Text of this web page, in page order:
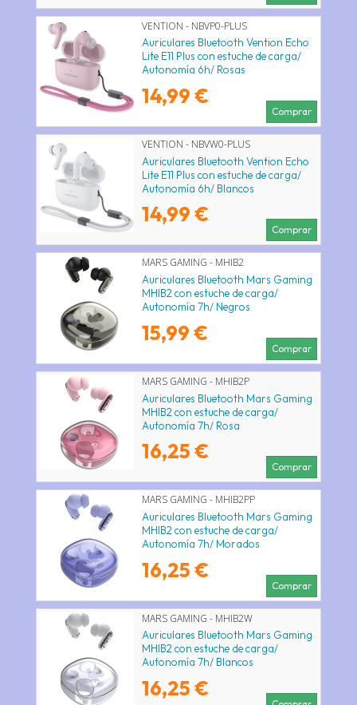
VENTION - NBVP0-PLUS
Auriculares Bluetooth Vention Echo
Lite E11 Plus con estuche de carga/
Autonomía 6h/ Rosas
14,99 €
Comprar
VENTION - NBVW0-PLUS
Auriculares Bluetooth Vention Echo
Lite E11 Plus con estuche de carga/
Autonomía 6h/ Blancos
14,99 €
Comprar
MARS GAMING - MHIB2
Auriculares Bluetooth Mars Gaming
MHIB2 con estuche de carga/
Autonomía 7h/ Negros
15,99 €
Comprar
MARS GAMING - MHIB2P
Auriculares Bluetooth Mars Gaming
MHIB2 con estuche de carga/
Autonomía 7h/ Rosa
16,25 €
Comprar
MARS GAMING - MHIB2PP
Auriculares Bluetooth Mars Gaming
MHIB2 con estuche de carga/
Autonomía 7h/ Morados
16,25 €
Comprar
MARS GAMING - MHIB2W
Auriculares Bluetooth Mars Gaming
MHIB2 con estuche de carga/
Autonomía 7h/ Blancos
16,25 €